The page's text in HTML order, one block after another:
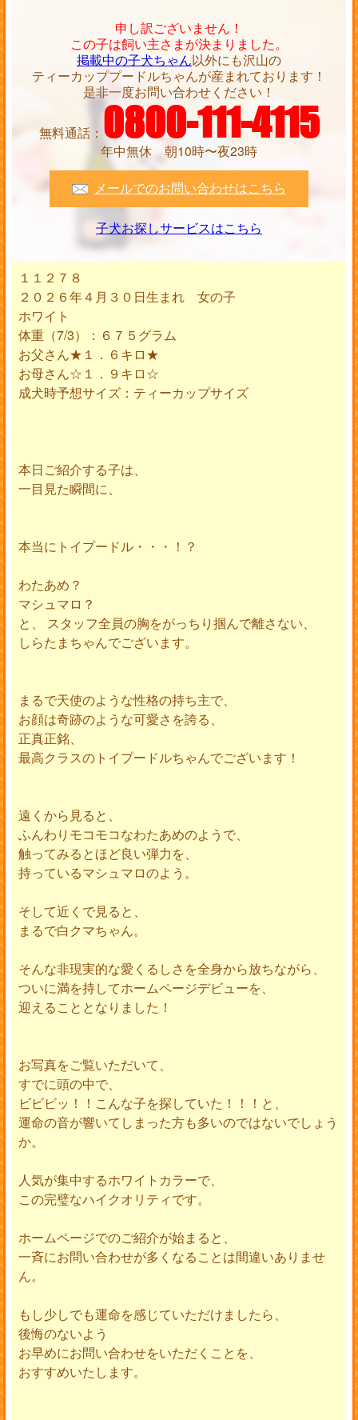
申し訳ございません！
この子は飼い主さまが決まりました。
掲載中の子犬ちゃん以外にも沢山の
ティーカッププードルちゃんが産まれております！
是非一度お問い合わせください！
無料通話： 0800-111-4115
年中無休 朝10時〜夜23時
メールでのお問い合わせはこちら
子犬お探しサービスはこちら
１１２７８
２０２６年４月３０日生まれ 女の子
ホワイト
体重（7/3）：６７５グラム
お父さん★１．６キロ★
お母さん☆１．９キロ☆
成犬時予想サイズ：ティーカップサイズ
本日ご紹介する子は、
一目見た瞬間に、
本当にトイプードル・・・！？
わたあめ？
マシュマロ？
と、 スタッフ全員の胸をがっちり掴んで離さない、
しらたまちゃんでございます。
まるで天使のような性格の持ち主で、
お顔は奇跡のような可愛さを誇る、
正真正銘、
最高クラスのトイプードルちゃんでございます！
遠くから見ると、
ふんわりモコモコなわたあめのようで、
触ってみるとほど良い弾力を、
持っているマシュマロのよう。
そして近くで見ると、
まるで白クマちゃん。
そんな非現実的な愛くるしさを全身から放ちながら、
ついに満を持してホームページデビューを、
迎えることとなりました！
お写真をご覧いただいて、
すでに頭の中で、
ビビビッ！！こんな子を探していた！！！と、
運命の音が響いてしまった方も多いのではないでしょう
か。
人気が集中するホワイトカラーで、
この完璧なハイクオリティです。
ホームページでのご紹介が始まると、
一斉にお問い合わせが多くなることは間違いありませ
ん。
もし少しでも運命を感じていただけましたら、
後悔のないよう
お早めにお問い合わせをいただくことを、
おすすめいたします。